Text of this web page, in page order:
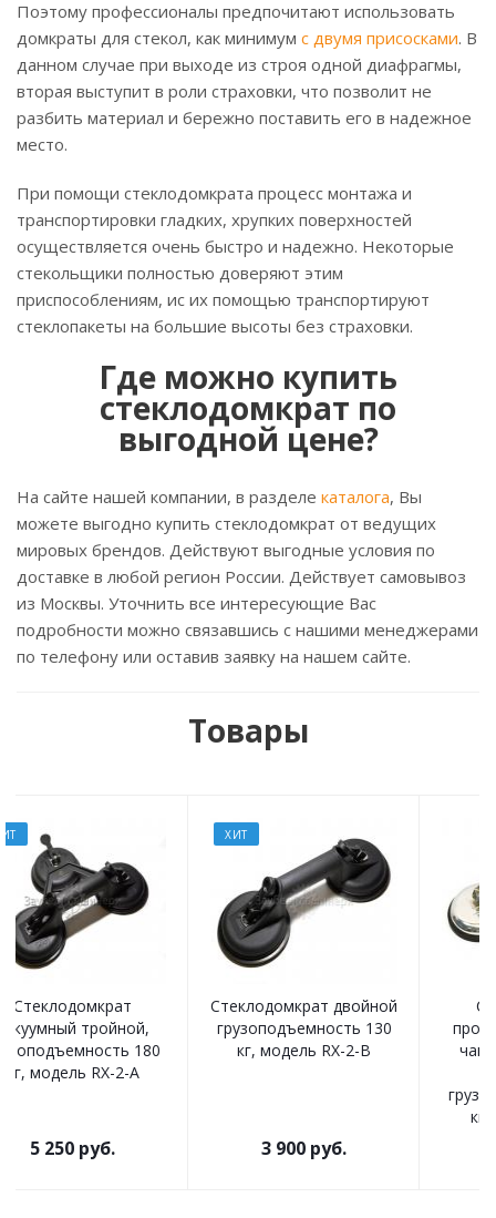
Поэтому профессионалы предпочитают использовать
домкраты для стекол, как минимум с двумя присосками. В
данном случае при выходе из строя одной диафрагмы,
вторая выступит в роли страховки, что позволит не
разбить материал и бережно поставить его в надежное
место.
При помощи стеклодомкрата процесс монтажа и
транспортировки гладких, хрупких поверхностей
осуществляется очень быстро и надежно. Некоторые
стекольщики полностью доверяют этим
приспособлениям, ис их помощью транспортируют
стеклопакеты на большие высоты без страховки.
Где можно купить
стеклодомкрат по
выгодной цене?
На сайте нашей компании, в разделе каталога, Вы
можете выгодно купить стеклодомкрат от ведущих
мировых брендов. Действуют выгодные условия по
доставке в любой регион России. Действует самовывоз
из Москвы. Уточнить все интересующие Вас
подробности можно связавшись с нашими менеджерами
по телефону или оставив заявку на нашем сайте.
Товары
Стеклодомкрат
профессиональный 3-
чашечный с металл.
фиксаторами,
5 920
Стеклодомкрат
одинарный с насосом,
грузоподъемность до
гнутого стекла, модель
17 134